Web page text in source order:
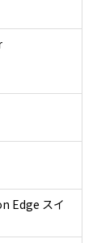
Edge スイ